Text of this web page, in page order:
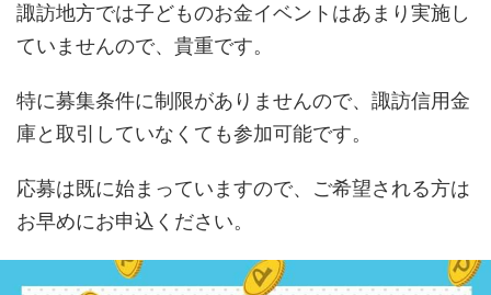
諏訪地方では子どものお金イベントはあまり実施し
ていませんので、貴重です。
特に募集条件に制限がありませんので、諏訪信用金
庫と取引していなくても参加可能です。
応募は既に始まっていますので、ご希望される方は
お早めにお申込ください。